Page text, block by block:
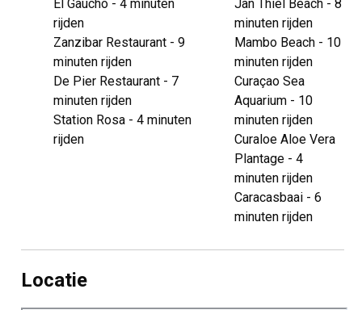
El Gaucho - 4 minuten
rijden
Zanzibar Restaurant - 9
minuten rijden
De Pier Restaurant - 7
minuten rijden
Station Rosa - 4 minuten
rijden
Jan Thiel Beach - 8
minuten rijden
Mambo Beach - 10
minuten rijden
Curaçao Sea
Aquarium - 10
minuten rijden
Curaloe Aloe Vera
Plantage - 4
minuten rijden
Caracasbaai - 6
minuten rijden
Locatie